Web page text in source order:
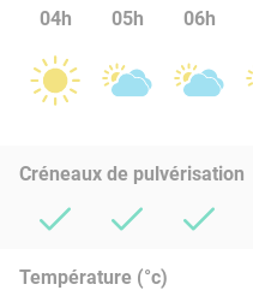
04h 05h 06h
Créneaux de pulvérisation
Température (°c)